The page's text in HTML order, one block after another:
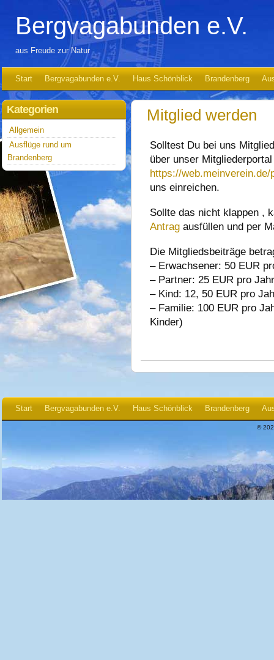
Bergvagabunden e.V.
aus Freude zur Natur
Start Bergvagabunden e.V. Haus Schönblick Brandenberg
Mitglied werden
Solltest Du bei uns
über unser
https://web.meinverein.de/
uns einreichen.
Sollte das nicht klappen ,
Antrag ausfüllen und per
Die Mitgliedsbeiträge
– Erwachsener: 50 EUR
– Partner: 25 EUR pro
– Kind: 12, 50 EUR pro
– Familie: 100 EUR pro
Kinder)
Kategorien
Allgemein
Ausflüge rund um
Brandenberg
Start Bergvagabunden e.V. Haus Schönblick Brandenberg
©